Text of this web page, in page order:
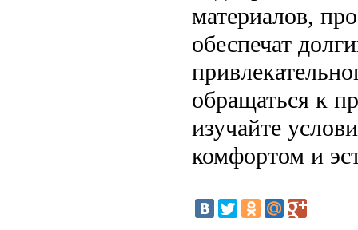
материалов,
обеспечат
обращаться к
изучайте
комфортом и